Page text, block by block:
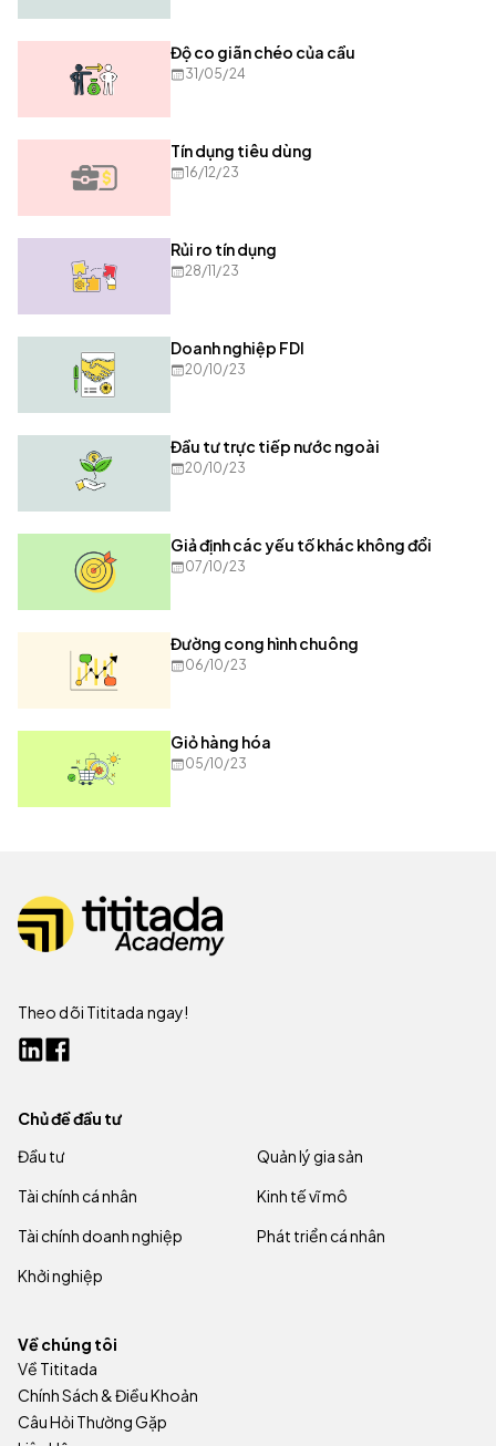
Độ co giãn chéo của cầu
31/05/24
Tín dụng tiêu dùng
16/12/23
Rủi ro tín dụng
28/11/23
Doanh nghiệp FDI
20/10/23
Đầu tư trực tiếp nước ngoài
20/10/23
Giả định các yếu tố khác không đổi
07/10/23
Đường cong hình chuông
06/10/23
Giỏ hàng hóa
05/10/23
Theo dõi Tititada ngay!
Chủ đề đầu tư
Đầu tư
Quản lý gia sản
Tài chính cá nhân
Kinh tế vĩ mô
Tài chính doanh nghiệp
Phát triển cá nhân
Khởi nghiệp
Về chúng tôi
Về Tititada
Chính Sách & Điều Khoản
Câu Hỏi Thường Gặp